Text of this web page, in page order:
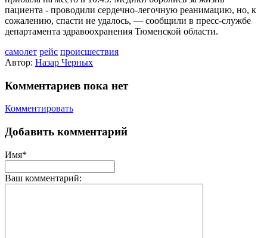
пациента - проводили сердечно-легочную реанимацию, но, к
сожалению, спасти не удалось, — сообщили в пресс-службе
департамента здравоохранения Тюменской области.
самолет рейс происшествия
Автор: Назар Черных
Комментариев пока нет
Комментировать
Добавить комментарий
Имя*
Ваш комментарий: